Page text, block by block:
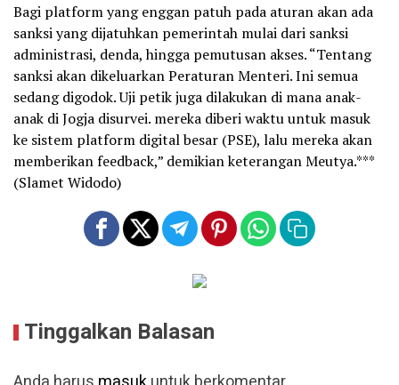
Bagi platform yang enggan patuh pada aturan akan ada
sanksi yang dijatuhkan pemerintah mulai dari sanksi
administrasi, denda, hingga pemutusan akses. “Tentang
sanksi akan dikeluarkan Peraturan Menteri. Ini semua
sedang digodok. Uji petik juga dilakukan di mana anak-
anak di Jogja disurvei. mereka diberi waktu untuk masuk
ke sistem platform digital besar (PSE), lalu mereka akan
memberikan feedback,” demikian keterangan Meutya.***
(Slamet Widodo)
Tinggalkan Balasan